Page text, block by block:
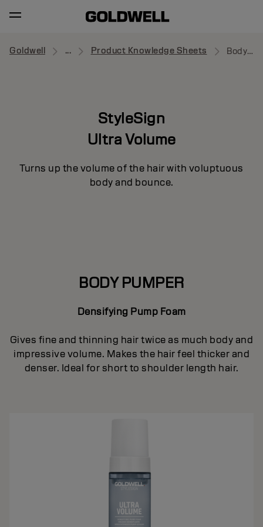
Goldwell ... Product Knowledge Sheets Body Pumper
StyleSign
Ultra Volume
Turns up the volume of the hair with voluptuous
body and bounce.
BODY PUMPER
Densifying Pump Foam
Gives fine and thinning hair twice as much body and
impressive volume. Makes the hair feel thicker and
denser. Ideal for short to shoulder length hair.